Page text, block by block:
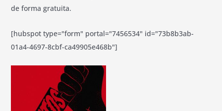
de forma gratuita.
[hubspot type="form" portal="7456534" id="73b8b3ab-
01a4-4697-8cbf-ca49905e468b"]